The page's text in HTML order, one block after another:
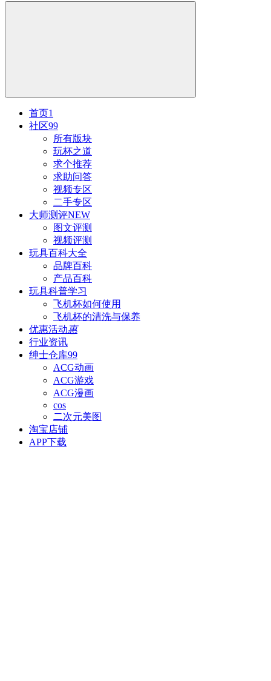
首页1
社区99
所有版块
玩杯之道
求个推荐
求助问答
视频专区
二手专区
大师测评NEW
图文评测
视频评测
玩具百科大全
品牌百科
产品百科
玩具科普学习
飞机杯如何使用
飞机杯的清洗与保养
优惠活动惠
行业资讯
绅士仓库99
ACG动画
ACG游戏
ACG漫画
cos
二次元美图
淘宝店铺
APP下载